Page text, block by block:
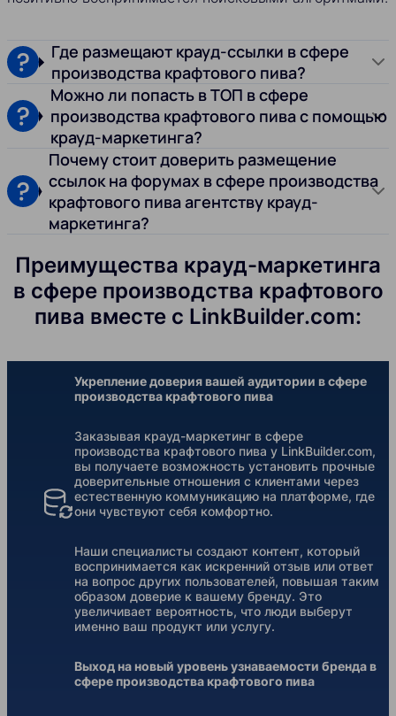
Где размещают крауд-ссылки в сфере
производства крафтового пива?
Можно ли попасть в ТОП в сфере
производства крафтового пива с помощью
крауд-маркетинга?
Почему стоит доверить размещение
ссылок на форумах в сфере производства
крафтового пива агентству крауд-
маркетинга?
Преимущества крауд-маркетинга
в сфере производства крафтового
пива вместе с LinkBuilder.com:
Укрепление доверия вашей аудитории в сфере
производства крафтового пива
Заказывая крауд-маркетинг в сфере
производства крафтового пива у LinkBuilder.com,
вы получаете возможность установить прочные
доверительные отношения с клиентами через
естественную коммуникацию на платформе, где
они чувствуют себя комфортно.
Наши специалисты создают контент, который
воспринимается как искренний отзыв или ответ
на вопрос других пользователей, повышая таким
образом доверие к вашему бренду. Это
увеличивает вероятность, что люди выберут
именно ваш продукт или услугу.
Выход на новый уровень узнаваемости бренда в
сфере производства крафтового пива